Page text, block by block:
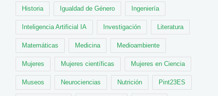
Historia Igualdad de Género Ingeniería
Inteligencia Artificial IA Investigación Literatura
Matemáticas Medicina Medioambiente
Mujeres Mujeres científicas Mujeres en Ciencia
Museos Neurociencias Nutrición Pint23ES